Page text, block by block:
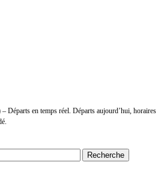
Départs en temps réel. Départs aujourd’hui, horaires